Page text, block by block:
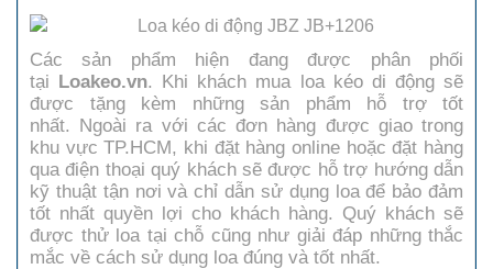
Các sản phẩm hiện đang được phân phối
tại Loakeo.vn. Khi khách mua loa kéo di động sẽ
được tặng kèm những sản phẩm hỗ trợ tốt
nhất. Ngoài ra với các đơn hàng được giao trong
khu vực TP.HCM, khi đặt hàng online hoặc đặt hàng
qua điện thoại quý khách sẽ được hỗ trợ hướng dẫn
kỹ thuật tận nơi và chỉ dẫn sử dụng loa để bảo đảm
tốt nhất quyền lợi cho khách hàng. Quý khách sẽ
được thử loa tại chỗ cũng như giải đáp những thắc
mắc về cách sử dụng loa đúng và tốt nhất.